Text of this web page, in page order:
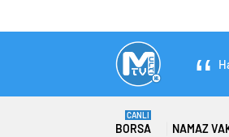
BORSA
CANLI
NAMAZ